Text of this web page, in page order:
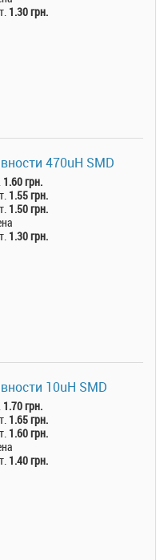
1.30 грн.
470uH SMD
1.60 грн.
1.55 грн.
1.50 грн.
1.30 грн.
10uH SMD
1.70 грн.
1.65 грн.
1.60 грн.
1.40 грн.